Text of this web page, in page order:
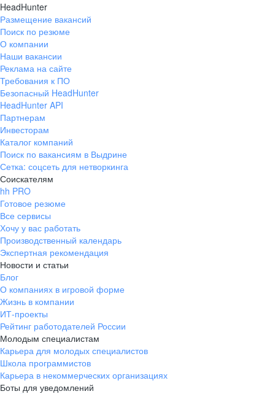
HeadHunter
Размещение вакансий
Поиск по резюме
О компании
Наши вакансии
Реклама на сайте
Требования к ПО
Безопасный HeadHunter
HeadHunter API
Партнерам
Инвесторам
Каталог компаний
Поиск по вакансиям в Выдрине
Сетка: соцсеть для нетворкинга
Соискателям
hh PRO
Готовое резюме
Все сервисы
Хочу у вас работать
Производственный календарь
Экспертная рекомендация
Новости и статьи
Блог
О компаниях в игровой форме
Жизнь в компании
ИТ-проекты
Рейтинг работодателей России
Молодым специалистам
Карьера для молодых специалистов
Школа программистов
Карьера в некоммерческих организациях
Боты для уведомлений